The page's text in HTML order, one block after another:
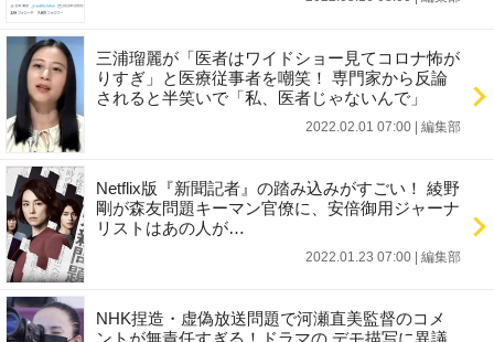
三浦瑠麗が「医者はワイドショー見てコロナ怖が
りすぎ」と医療従事者を嘲笑！ 専門家から反論
されると半笑いで「私、医者じゃないんで」
2022.02.01 07:00 編集部
Netflix版『新聞記者』の踏み込みがすごい！ 綾野
剛が森友問題キーマン官僚に、安倍御用ジャーナ
リストはあの人が…
2022.01.23 07:00 編集部
NHK捏造・虚偽放送問題で河瀬直美監督のコメ
ントが無責任すぎる！ドラマの デモ描写に異議